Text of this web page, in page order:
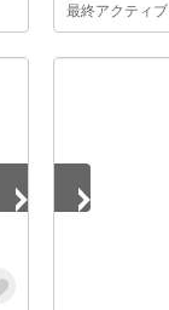
最終アクティ